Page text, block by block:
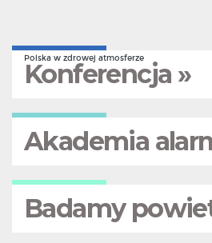
Polska w zdrowej atmosferze
Konferencja »
Akademia
Badamy